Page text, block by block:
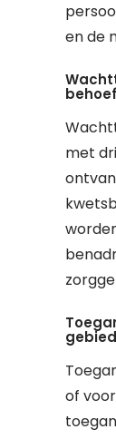
en de
met
of